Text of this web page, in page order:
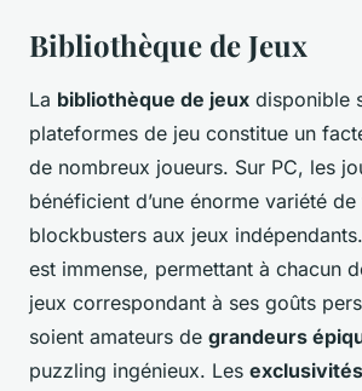
Bibliothèque de Jeux
La bibliothèque de jeux disponible
plateformes de jeu constitue un
de nombreux joueurs. Sur PC, les
bénéficient d’une énorme variété
blockbusters aux jeux
est immense, permettant à chacun
jeux correspondant à ses goûts
soient amateurs de grandeurs
puzzling ingénieux. Les exclusivités